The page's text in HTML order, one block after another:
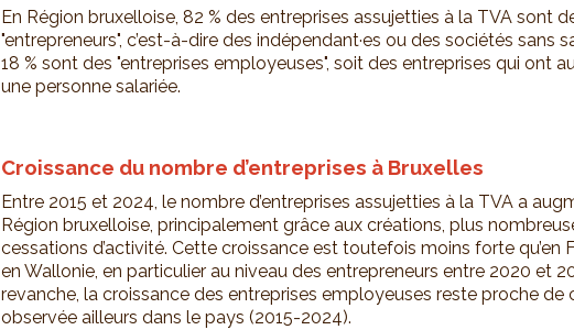
En Région bruxelloise, 82 % des entreprises assujetties à la TVA sont
"entrepreneurs", c’est-à-dire des indépendant·es ou des sociétés sans
18 % sont des "entreprises employeuses", soit des entreprises qui ont
une personne salariée.
Croissance du nombre d’entreprises à Bruxelles
Entre 2015 et 2024, le nombre d’entreprises assujetties à la TVA a
Région bruxelloise, principalement grâce aux créations, plus
cessations d’activité. Cette croissance est toutefois moins forte qu’en
en Wallonie, en particulier au niveau des entrepreneurs entre 2020 et
revanche, la croissance des entreprises employeuses reste proche de
observée ailleurs dans le pays (2015-2024).